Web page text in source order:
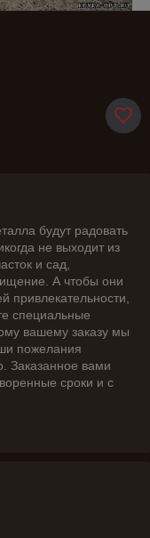
будут радовать
не выходит из
и сад,
А чтобы они
специальные
вашему заказу мы
пожелания
Заказанное вами
сроки и с